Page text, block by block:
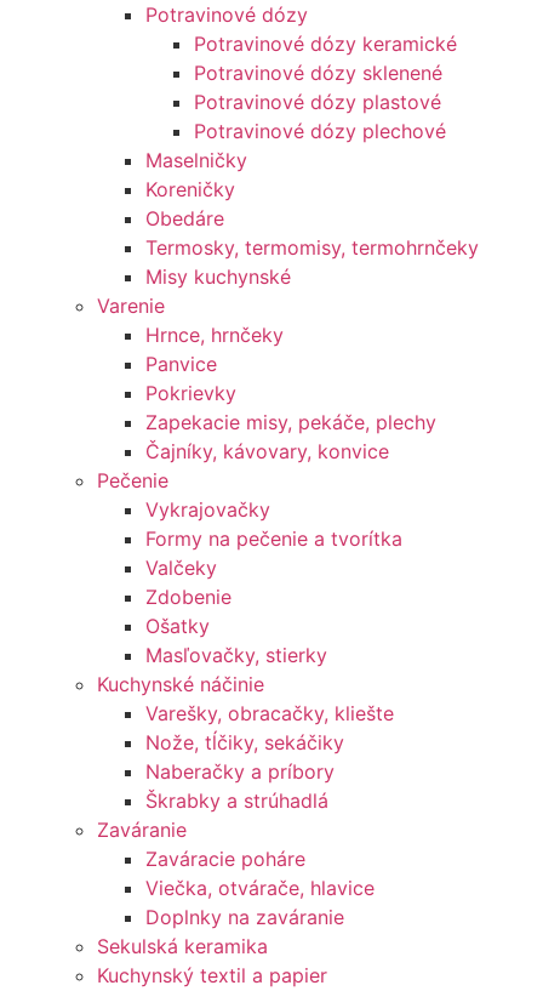
Potravinové dózy
Potravinové dózy keramické
Potravinové dózy sklenené
Potravinové dózy plastové
Potravinové dózy plechové
Maselničky
Koreničky
Obedáre
Termosky, termomisy, termohrnčeky
Misy kuchynské
Varenie
Hrnce, hrnčeky
Panvice
Pokrievky
Zapekacie misy, pekáče, plechy
Čajníky, kávovary, konvice
Pečenie
Vykrajovačky
Formy na pečenie a tvorítka
Valčeky
Zdobenie
Ošatky
Masľovačky, stierky
Kuchynské náčinie
Varešky, obracačky, kliešte
Nože, tĺčiky, sekáčiky
Naberačky a príbory
Škrabky a strúhadlá
Zaváranie
Zaváracie poháre
Viečka, otvárače, hlavice
Doplnky na zaváranie
Sekulská keramika
Kuchynský textil a papier